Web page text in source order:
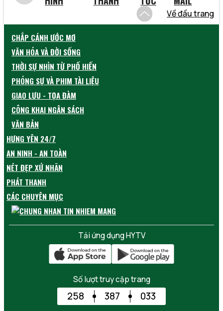
Về đầu trang
CHẮP CÁNH ƯỚC MƠ
VĂN HÓA VÀ ĐỜI SỐNG
THỜI SỰ NHÌN TỪ PHỐ HIẾN
PHÓNG SỰ VÀ PHIM TÀI LIỆU
GIAO LƯU - TỌA ĐÀM
CÔNG KHAI NGÂN SÁCH
VĂN BẢN
HƯNG YÊN 24/7
AN NINH - AN TOÀN
NÉT ĐẸP XỨ NHÃN
PHÁT THANH
CÁC CHUYÊN MỤC
Tải ứng dụng HYTV
Số lượt truy cập trang
258 387 033